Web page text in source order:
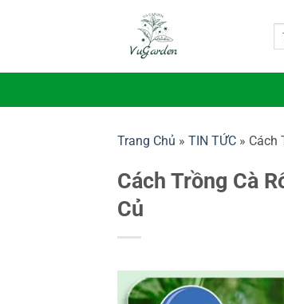
dung
Trang Chủ » TIN TỨC » Cách
Cách Trồng Cà
Củ